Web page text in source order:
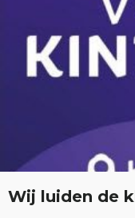
Wij luiden de